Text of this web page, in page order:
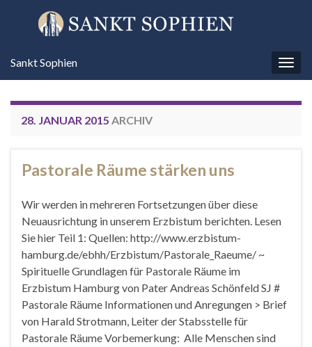
Sankt Sophien
28. JANUAR 2015 ARCHIV
Pastorale Räume stärken uns
Wir werden in mehreren Fortsetzungen über diese
Neuausrichtung in unserem Erzbistum berichten. Lesen
Sie hier Teil 1: Quellen: http://www.erzbistum-
hamburg.de/ebhh/Erzbistum/Pastorale_Raeume/ ~
Spirituelle Grundlagen für Pastorale Räume im
Erzbistum Hamburg von Pater Andreas Schönfeld SJ #
Pastorale Räume Informationen und Anregungen > Brief
von Harald Strotmann, Leiter der Stabsstelle für
Pastorale Räume Vorbemerkung: Alle Menschen sind